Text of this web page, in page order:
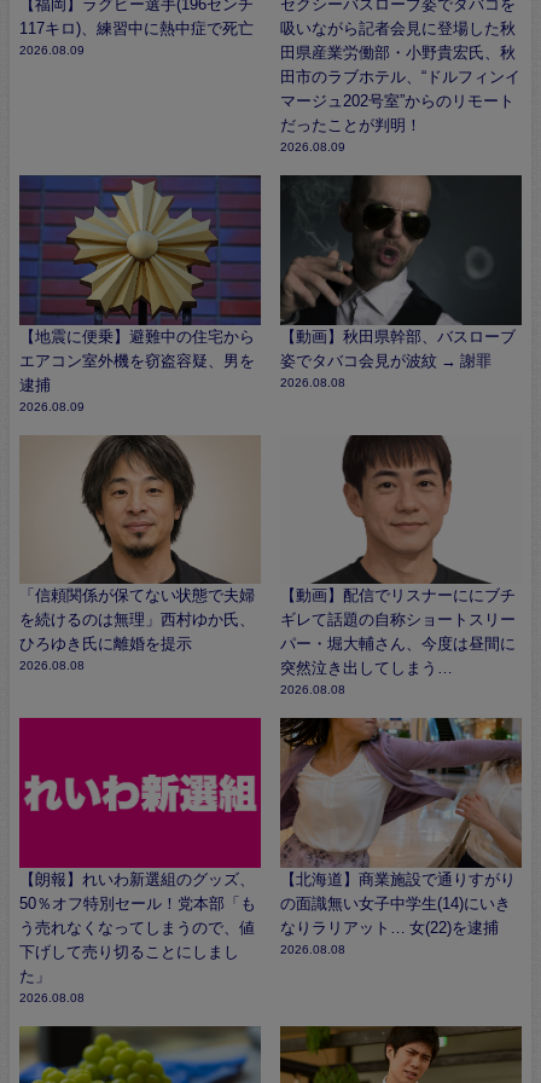
【福岡】ラグビー選手(196センチ
117キロ)、練習中に熱中症で死亡
2026.08.09
セクシーバスローブ姿でタバコを
吸いながら記者会見に登場した秋
田県産業労働部・小野貴宏氏、秋
田市のラブホテル、“ドルフィンイ
マージュ202号室”からのリモート
だったことが判明！
2026.08.09
【地震に便乗】避難中の住宅から
エアコン室外機を窃盗容疑、男を
逮捕
2026.08.09
【動画】秋田県幹部、バスローブ
姿でタバコ会見が波紋 → 謝罪
2026.08.08
「信頼関係が保てない状態で夫婦
を続けるのは無理」西村ゆか氏、
ひろゆき氏に離婚を提示
2026.08.08
【動画】配信でリスナーににブチ
ギレて話題の自称ショートスリー
パー・堀大輔さん、今度は昼間に
突然泣き出してしまう…
2026.08.08
【朗報】れいわ新選組のグッズ、
50％オフ特別セール！党本部「も
う売れなくなってしまうので、値
下げして売り切ることにしまし
た」
2026.08.08
【北海道】商業施設で通りすがり
の面識無い女子中学生(14)にいき
なりラリアット… 女(22)を逮捕
2026.08.08